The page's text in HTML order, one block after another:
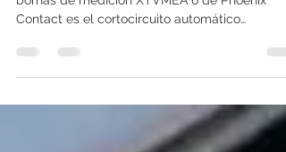
PHOENIX CONTACT
La característica más importante de las nuevas
adelantado...